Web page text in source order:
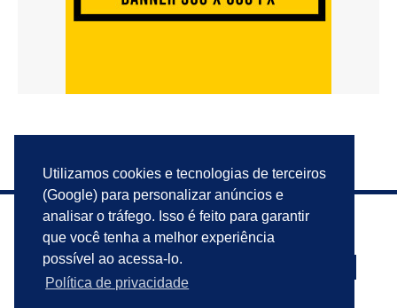
Utilizamos cookies e tecnologias de terceiros
(Google) para personalizar anúncios e
analisar o tráfego. Isso é feito para garantir
que você tenha a melhor experiência
possível ao acessa-lo.
Política de privacidade